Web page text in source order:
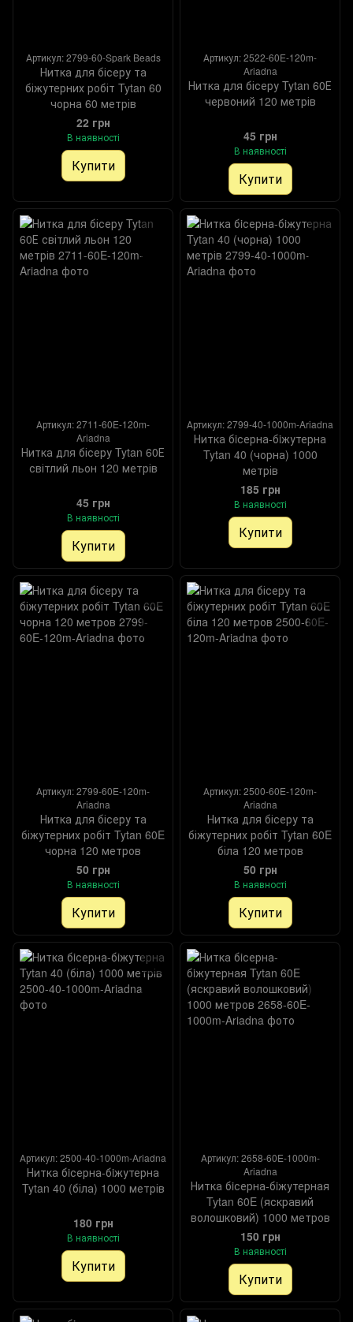
Артикул: 2799-60-Spark Beads
Нитка для бісеру та
біжутерних робіт Tytan 60
чорна 60 метрів
22 грн
В наявності
Купити
Артикул: 2522-60E-120m-
Ariadna
Нитка для бісеру Tytan 60Е
червоний 120 метрів
45 грн
В наявності
Купити
Артикул: 2711-60E-120m-
Ariadna
Нитка для бісеру Tytan 60Е
світлий льон 120 метрів
45 грн
В наявності
Купити
Артикул: 2799-40-1000m-Ariadna
Нитка бiсерна-бiжутерна
Tytan 40 (чорна) 1000
метрів
185 грн
В наявності
Купити
Артикул: 2799-60E-120m-
Ariadna
Нитка для бісеру та
біжутерних робіт Tytan 60E
чорна 120 метров
50 грн
В наявності
Купити
Артикул: 2500-60E-120m-
Ariadna
Нитка для бісеру та
біжутерних робіт Tytan 60E
біла 120 метров
50 грн
В наявності
Купити
Артикул: 2500-40-1000m-Ariadna
Нитка бiсерна-бiжутерна
Tytan 40 (біла) 1000 метрів
180 грн
В наявності
Купити
Артикул: 2658-60E-1000m-
Ariadna
Нитка бiсерна-бiжутерная
Tytan 60E (яскравий
волошковий) 1000 метров
150 грн
В наявності
Купити